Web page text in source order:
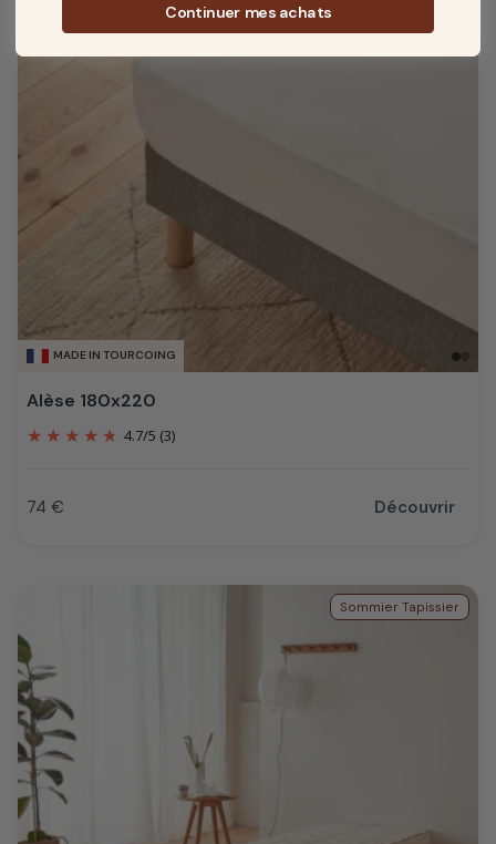
MADE IN TOURCOING
Alèse 180x220
4.7/5 (3)
Prix
74 € Découvrir
Sommier Tapissier
Continuer mes achats